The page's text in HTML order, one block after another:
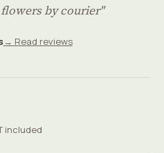
by courier"
→ Read reviews
included